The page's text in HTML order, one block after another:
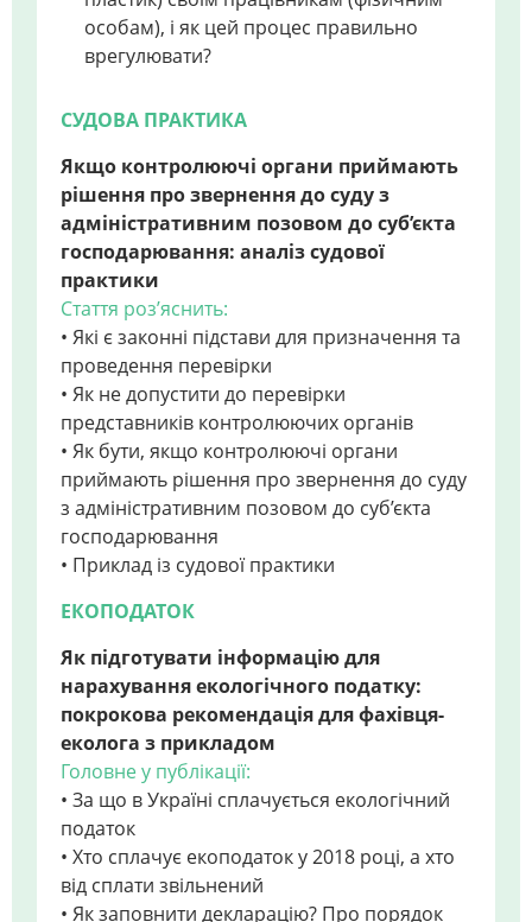
особам), і як цей процес правильно
врегулювати?
СУДОВА ПРАКТИКА
Якщо контролюючі органи приймають
рішення про звернення до суду з
адміністративним позовом до суб’єкта
господарювання: аналіз судової
практики
Стаття роз’яснить:
• Які є законні підстави для призначення та
проведення перевірки
• Як не допустити до перевірки
представників контролюючих органів
• Як бути, якщо контролюючі органи
приймають рішення про звернення до суду
з адміністративним позовом до суб’єкта
господарювання
• Приклад із судової практики
ЕКОПОДАТОК
Як підготувати інформацію для
нарахування екологічного податку:
покрокова рекомендація для фахівця-
еколога з прикладом
Головне у публікації:
• За що в Україні сплачується екологічний
податок
• Хто сплачує екоподаток у 2018 році, а хто
від сплати звільнений
• Як заповнити декларацію? Про порядок